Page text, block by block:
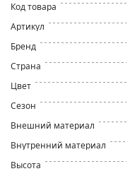
Код товара
Артикул
Бренд
Страна
Цвет
Сезон
Внешний материал
Внутренний материал
Высота